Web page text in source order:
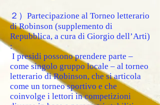
２）Partecipazione al Torneo letterario
di Robinson (supplemento di
Repubblica, a cura di Giorgio dell’Arti)
:
I presidi possono prendere parte –
come singolo gruppo locale – al torneo
letterario di Robinson, che si articola
come un torneo sportivo e che
coinvolge i lettori in competizioni